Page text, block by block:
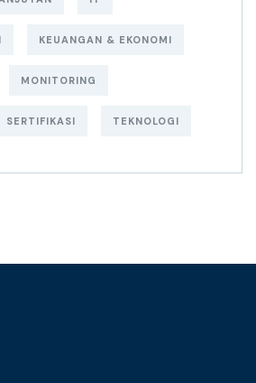
KEUANGAN & EKONOMI
MONITORING
SERTIFIKASI TEKNOLOGI